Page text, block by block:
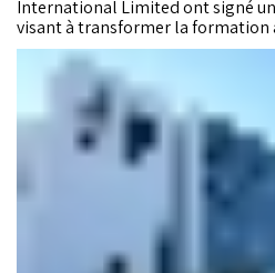
International Limited ont signé
visant à transformer la formation
et aux technologies numériques.